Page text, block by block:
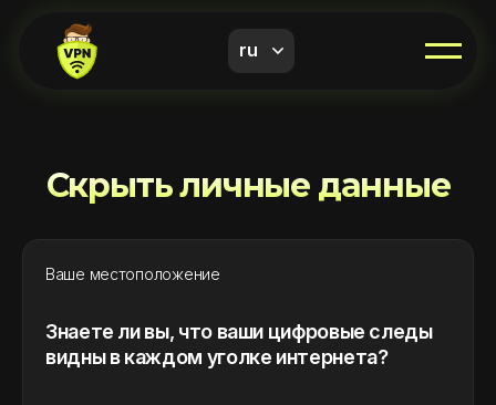
ru
Скрыть личные данные
Ваше местоположение
Знаете ли вы, что ваши цифровые следы
видны в каждом уголке интернета?